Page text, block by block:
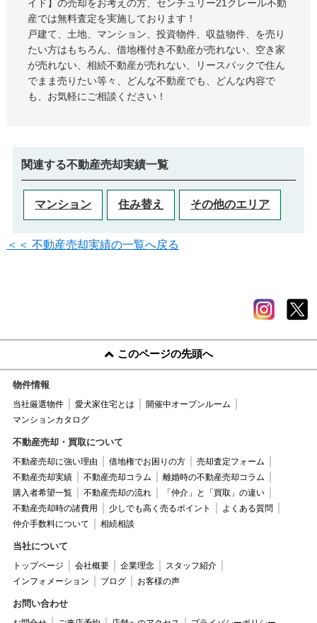
イド
の売却をお考えの方、センチュリー21クレール不動
産では無料査定を実施しております！
戸建て、土地、マンション、投資物件、収益物件、を売り
たい方はもちろん、借地権付き不動産が売れない、空き家
が売れない、相続不動産が売れない、リースバックで住ん
でまま売りたい等々、どんな不動産でも、どんな内容で
も、お気軽にご相談ください！
関連する不動産売却実績一覧
マンション 住み替え その他のエリア
＜＜ 不動産売却実績の一覧へ戻る
このページの先頭へ
物件情報
当社厳選物件 愛犬家住宅とは
開催中オープンルーム
マンションカタログ
不動産売却・買取について
不動産売却に強い理由 借地権でお困りの方
売却査定フォーム
不動産売却実績
不動産売却コラム
離婚時の不動産売却コラム
購入者希望一覧
不動産売却の流れ
「仲介」と「買取」の違い
不動産売却時の諸費用
少しでも高く売るポイント
よくある質問
仲介手数料について
相続相談
当社について
トップページ 会社概要 企業理念
スタッフ紹介
インフォメーション
ブログ お客様の声
お問い合わせ